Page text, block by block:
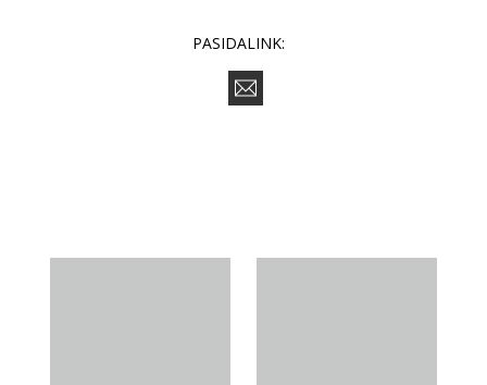
PASIDALINK: